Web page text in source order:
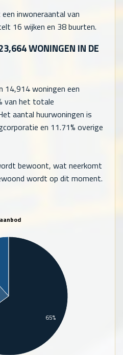
inwoneraantal van
16 wijken en 38buurten.
WONINGEN IN DE
14,914woningen een
van het totale
aantal huurwoningen is
en 11.71% overige
bewoont, wat neerkomt
wordt op dit moment.
65%